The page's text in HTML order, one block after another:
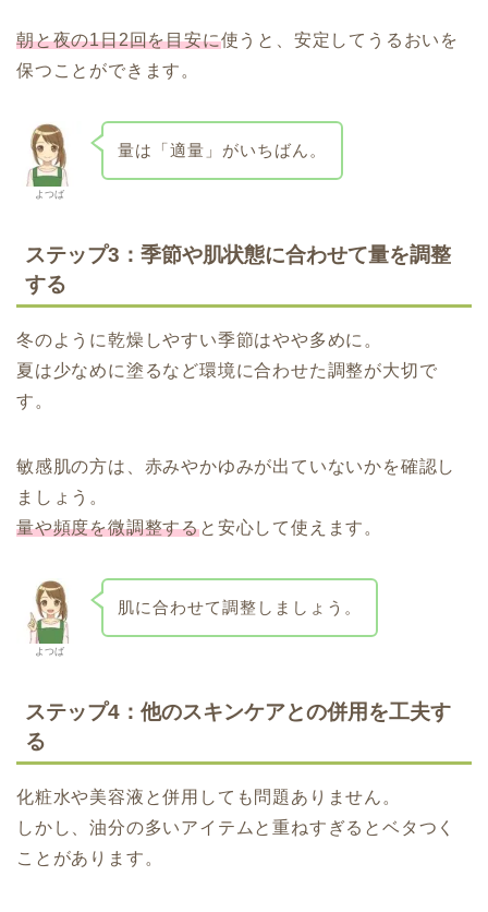
朝と夜の1日2回を目安に使うと、安定してうるおいを
保つことができます。
よつば
量は「適量」がいちばん。
ステップ3：季節や肌状態に合わせて量を調整
する
冬のように乾燥しやすい季節はやや多めに。
夏は少なめに塗るなど環境に合わせた調整が大切で
す。
敏感肌の方は、赤みやかゆみが出ていないかを確認し
ましょう。
量や頻度を微調整すると安心して使えます。
よつば
肌に合わせて調整しましょう。
ステップ4：他のスキンケアとの併用を工夫す
る
化粧水や美容液と併用しても問題ありません。
しかし、油分の多いアイテムと重ねすぎるとベタつく
ことがあります。